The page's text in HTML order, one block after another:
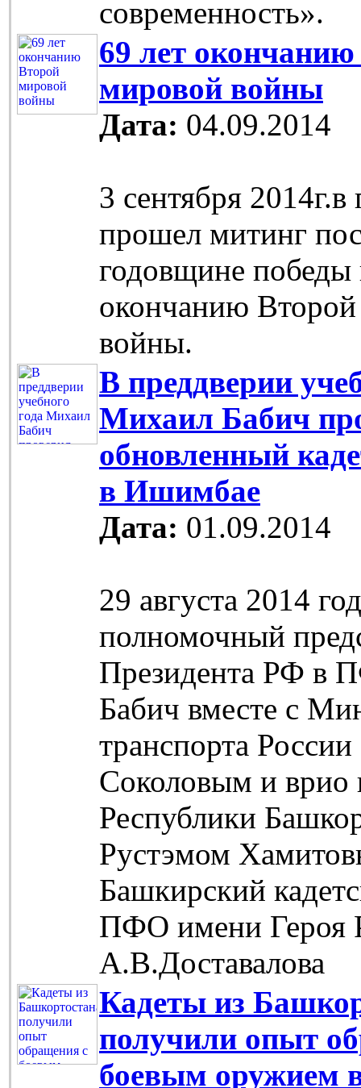
современность».
69 лет
мировой войны
Дата: 04.09.2014
3 сентября
прошел митинг
годовщине
окончанию
войны.
В преддверии
Михаил Бабич
обновленный
в Ишимбае
Дата: 01.09.2014
29 августа 2014
полномочный
Президента РФ в
Бабич вместе с
транспорта
Соколовым и врио
Республики
Рустэмом
Башкирский
ПФО имени Героя
А.В.Доставалова
Кадеты из
получили опыт
боевым оружием